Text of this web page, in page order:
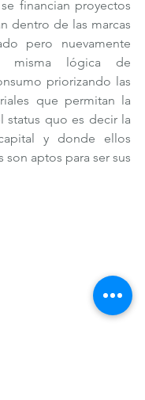
financian proyectos
dentro de las marcas
pero nuevamente
lógica de
priorizando las
que permitan la
status quo es decir la
y donde ellos
son aptos para ser sus